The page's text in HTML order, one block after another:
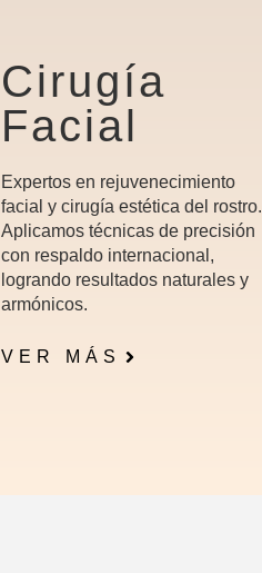
Cirugía
Facial
Expertos en rejuvenecimiento
facial y cirugía estética del rostro.
Aplicamos técnicas de precisión
con respaldo internacional,
logrando resultados naturales y
armónicos.
VER MÁS